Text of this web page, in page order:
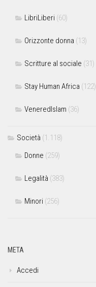
LibriLiberi (60)
Orizzonte donna (13)
Scritture al sociale (31)
Stay Human Africa (122)
VeneredIslam (36)
Società (1.118)
Donne (259)
Legalità (383)
Minori (256)
META
Accedi